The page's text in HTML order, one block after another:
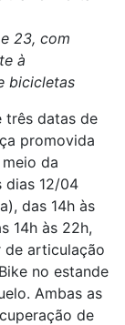
23, com
à
bicicletas
três datas de
promovida
da
dias 12/04
das 14h às
14h às 22h,
articulação
no estande
Ambas as
de